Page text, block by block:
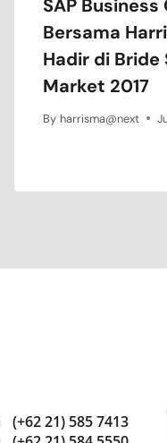
SAP Business
Bersama
Hadir di Bride
Market 2017
By harrisma@next
(+62 21) 585 7413